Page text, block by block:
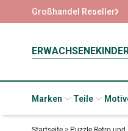
Großhandel Reseller
ERWACHSENE
Marken Teile